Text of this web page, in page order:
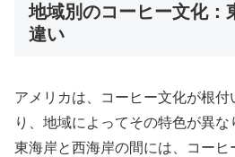
地域別のコーヒー文化：
違い
アメリカは、コーヒー文化が根
り、地域によってその特色が異な
東海岸と西海岸の間には、コーヒ